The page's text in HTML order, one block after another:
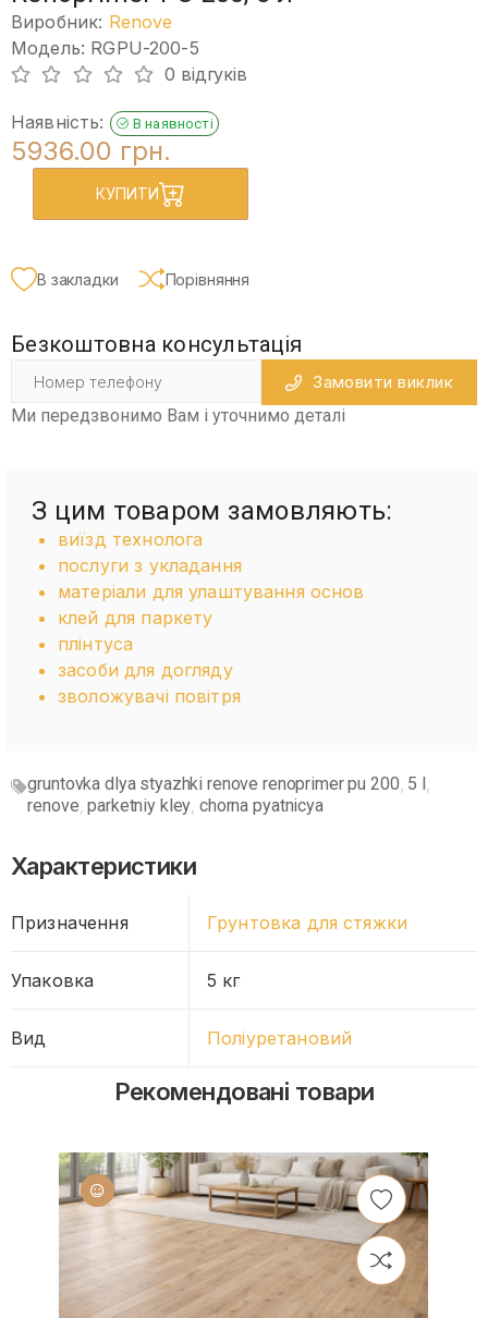
Виробник: Renove
Модель: RGPU-200-5
0 відгуків
Наявність: В наявності
5936.00 грн.
КУПИТИ
В закладки Порівняння
Безкоштовна консультація
Замовити виклик
Ми передзвонимо Вам і уточнимо деталі
З цим товаром замовляють:
виїзд технолога
послуги з укладання
матеріали для улаштування основ
клей для паркету
плінтуса
засоби для догляду
зволожувачі повітря
gruntovka dlya styazhki renove renoprimer pu 200 5 l
renove ,parketniy kley ,chorna pyatnicya
Характеристики
Призначення Грунтовка для стяжки
Упаковка 5 кг
Вид Поліуретановий
Рекомендовані товари